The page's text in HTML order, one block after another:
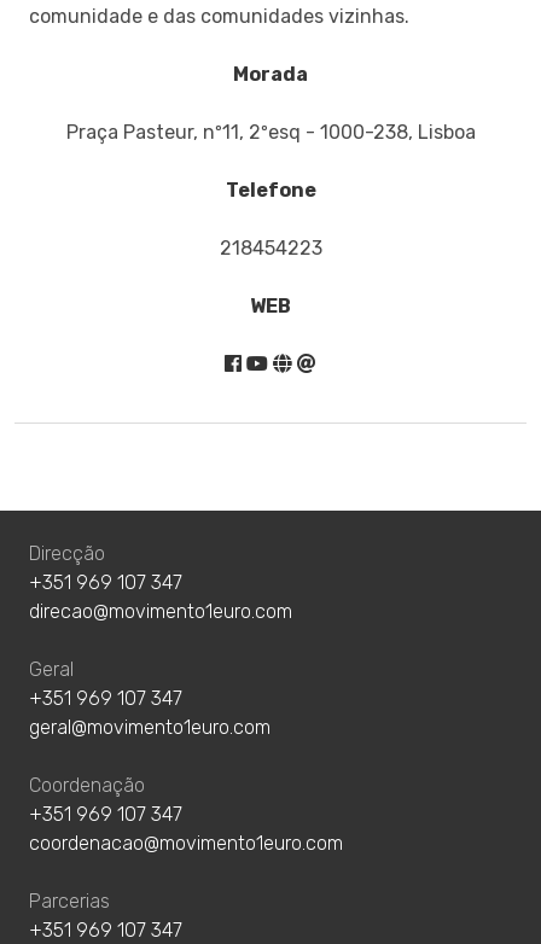
comunidade e das comunidades vizinhas.
Morada
Praça Pasteur, nº11, 2ºesq - 1000-238, Lisboa
Telefone
218454223
WEB
Direcção
+351 969 107 347
direcao@movimento1euro.com
Geral
+351 969 107 347
geral@movimento1euro.com
Coordenação
+351 969 107 347
coordenacao@movimento1euro.com
Parcerias
+351 969 107 347